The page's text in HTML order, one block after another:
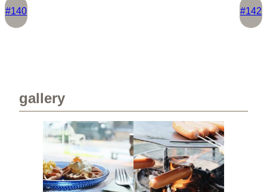
#140 #142
gallery